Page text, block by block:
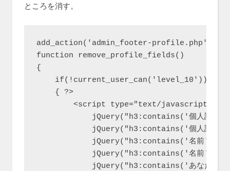
ところを消す。
add_action('admin_footer-profile.php',
function remove_profile_fields()
{
    if(!current_user_can('level_10'))
    { ?>
        <script type="text/javascript">
jQuery("h3:contains('個人設定
jQuery("h3:contains('個人設定
jQuery("h3:contains('名前
jQuery("h3:contains('名前
jQuery("h3:contains('あなたに